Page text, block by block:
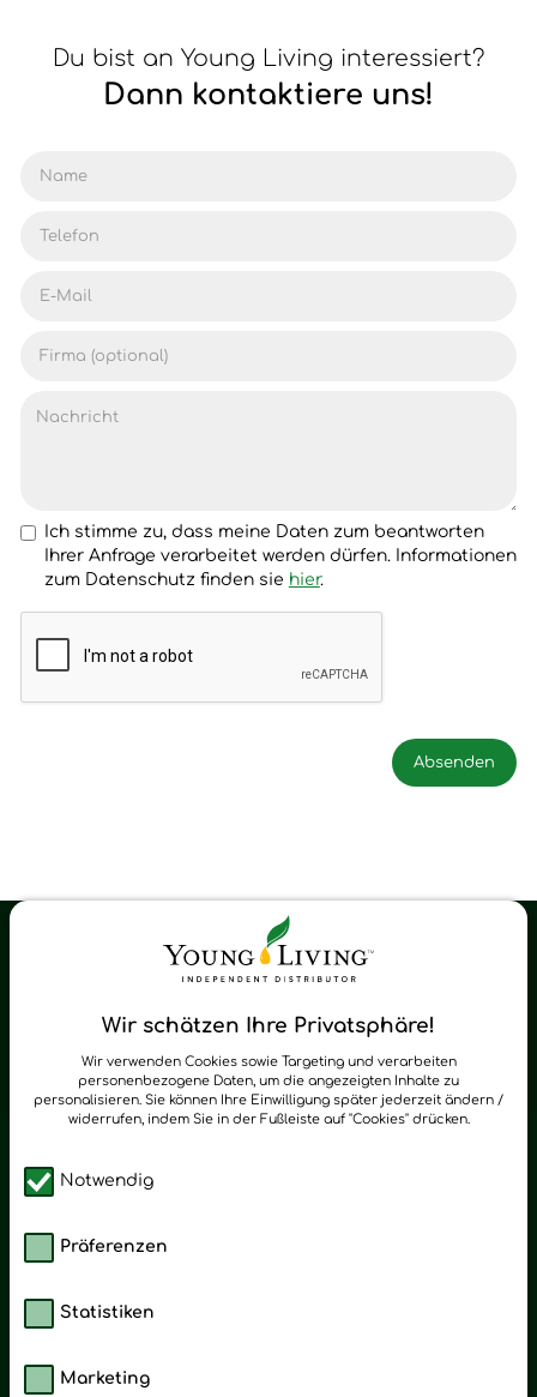
Du bist an Young Living interessiert?
Dann kontaktiere uns!
Ich stimme zu, dass meine Daten zum beantworten
Ihrer Anfrage verarbeitet werden dürfen. Informationen
zum Datenschutz finden sie hier.
Wir schätzen Ihre Privatsphäre!
Wir verwenden Cookies sowie Targeting und verarbeiten
personenbezogene Daten, um die angezeigten Inhalte zu
personalisieren. Sie können Ihre Einwilligung später jederzeit ändern /
widerrufen, indem Sie in der Fußleiste auf "Cookies" drücken.
Notwendig
Präferenzen
Statistiken
Marketing
Young Living Shop-Oil Newsletter
zum Newsletter anmelden